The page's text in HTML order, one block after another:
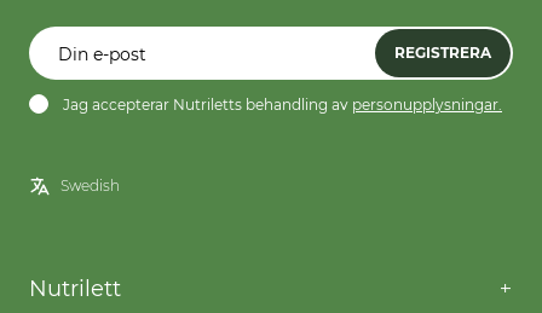
REGISTRERA
Jag accepterar Nutriletts behandling av personupplysningar.
Nutrilett